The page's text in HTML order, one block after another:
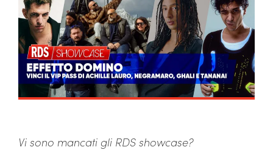
Vi sono mancati gli RDS showcase?